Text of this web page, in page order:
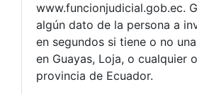
www.funcionjudicial.gob.ec.
algún dato de la persona a
en segundos si tiene o no
en Guayas, Loja, o cualquier
provincia de Ecuador.